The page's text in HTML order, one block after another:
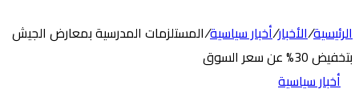
الرئيسية/الأخبار/أخبار سياسية/المستلزمات المدرسية بمعارض الجيش
بتخفيض 30% عن سعر السوق
أخبار سياسية